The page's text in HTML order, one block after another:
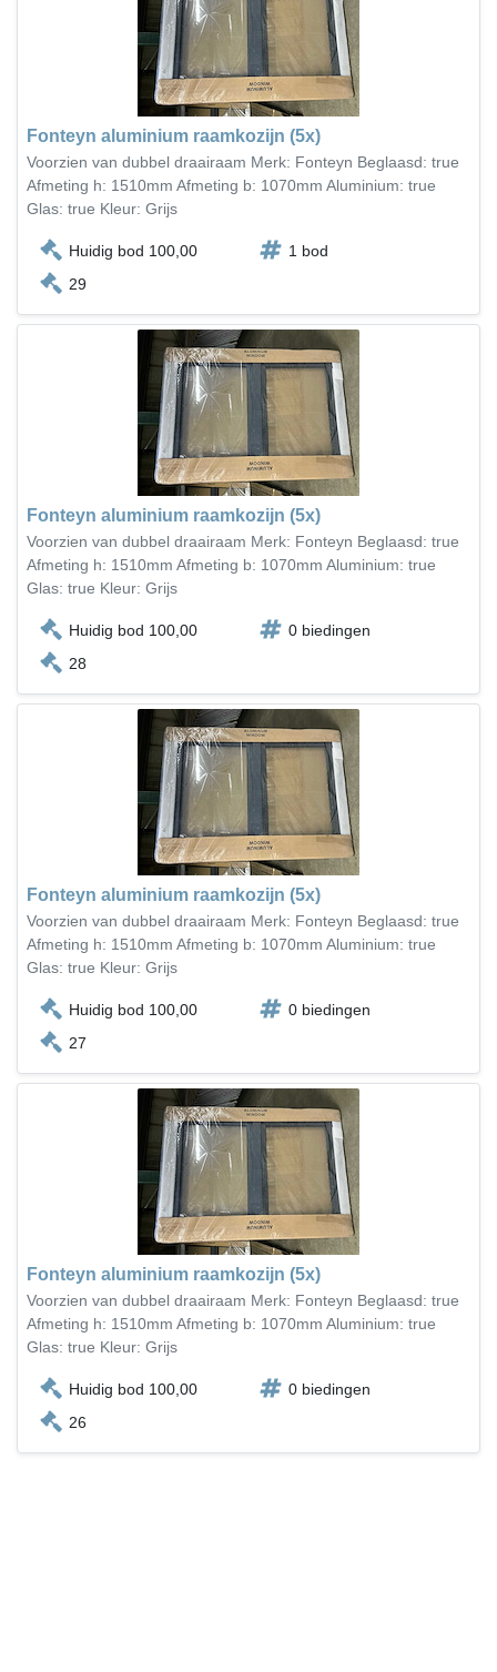
Fonteyn aluminium raamkozijn (5x)
Voorzien van dubbel draairaam Merk: Fonteyn Beglaasd: true
Afmeting h: 1510mm Afmeting b: 1070mm Aluminium: true
Glas: true Kleur: Grijs
Huidig bod 100,00
1 bod
29
Fonteyn aluminium raamkozijn (5x)
Voorzien van dubbel draairaam Merk: Fonteyn Beglaasd: true
Afmeting h: 1510mm Afmeting b: 1070mm Aluminium: true
Glas: true Kleur: Grijs
Huidig bod 100,00
0 biedingen
28
Fonteyn aluminium raamkozijn (5x)
Voorzien van dubbel draairaam Merk: Fonteyn Beglaasd: true
Afmeting h: 1510mm Afmeting b: 1070mm Aluminium: true
Glas: true Kleur: Grijs
Huidig bod 100,00
0 biedingen
27
Fonteyn aluminium raamkozijn (5x)
Voorzien van dubbel draairaam Merk: Fonteyn Beglaasd: true
Afmeting h: 1510mm Afmeting b: 1070mm Aluminium: true
Glas: true Kleur: Grijs
Huidig bod 100,00
0 biedingen
26